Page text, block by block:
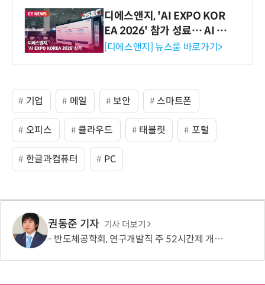
디에스앤지, 'AI EXPO KOR
EA 2026' 참가 성료… AI 전
생애주기 아우르는 통합 솔루
[디에스앤지] 뉴스룸 바로가기>
기업 메일 보안 스마트폰
오피스 클라우드 태블릿 포털
한글과컴퓨터 PC
권동준 기자 기사 더보기
반도체공학회, 연구개발직 주 52시간제 개선 요구